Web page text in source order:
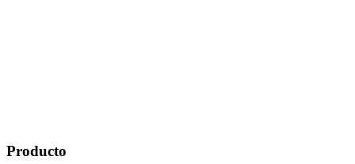
4 de agosto de 2026
Producto